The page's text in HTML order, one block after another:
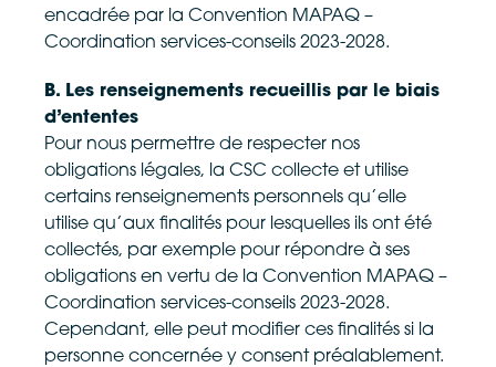
encadrée par la Convention MAPAQ –
Coordination services-conseils 2023-2028.
B. Les renseignements recueillis par le biais
d’ententes
Pour nous permettre de respecter nos
obligations légales, la CSC collecte et utilise
certains renseignements personnels qu’elle
utilise qu’aux finalités pour lesquelles ils ont été
collectés, par exemple pour répondre à ses
obligations en vertu de la Convention MAPAQ –
Coordination services-conseils 2023-2028.
Cependant, elle peut modifier ces finalités si la
personne concernée y consent préalablement.